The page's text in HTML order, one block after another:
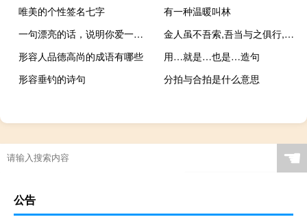
唯美的个性签名七字
有一种温暖叫林
一句漂亮的话，说明你爱一个人，想和一个人结婚。
金人虽不吾索,吾当与之俱行,求见二酋
形容人品德高尚的成语有哪些
用…就是…也是…造句
形容垂钓的诗句
分拍与合拍是什么意思
☚
公告